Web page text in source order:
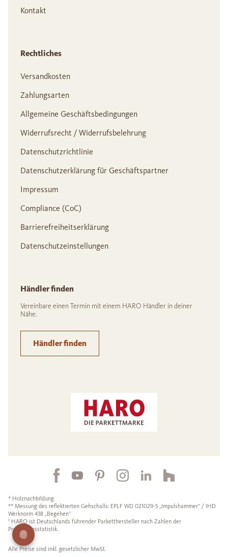
Kontakt
Rechtliches
Versandkosten
Zahlungsarten
Allgemeine Geschäftsbedingungen
Widerrufsrecht / Widerrufsbelehrung
Datenschutzrichtlinie
Datenschutzerklärung für Geschäftspartner
Impressum
Compliance (CoC)
Barrierefreiheitserklärung
Datenschutzeinstellungen
Händler finden
Vereinbare einen Termin mit einem HARO Händler in deiner
Nähe.
Händler finden
* Holznachbildung
** Messung des reflektierten Gehschalls: EPLF WD 021029-5 „Impulshammer“ / IHD
Werknorm 438 „Begehen“
¹ HARO ist Deutschlands führender Parketthersteller nach Zahlen der
Produktionsstatistik.
Alle Preise sind inkl. gesetzlicher MwSt.